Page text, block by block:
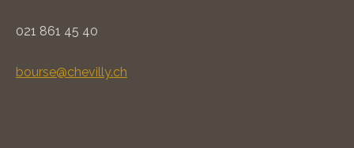
021 861 45 40
bourse@chevilly.ch